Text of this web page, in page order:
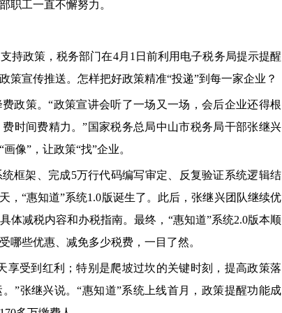
职工一直不懈努力。
政策，税务部门在4月1日前利用电子税务局提示提醒
策宣传推送。怎样把好政策精准“投递”到每一家企业？
策。“政策宣讲会听了一场又一场，会后企业还得根
时间费精力。”国家税务总局中山市税务局干部张继兴
像”，让政策“找”企业。
架、完成5万行代码编写审定、反复验证系统逻辑结
“惠知道”系统1.0版诞生了。此后，张继兴团队继续优
体减税内容和办税指南。最终，“惠知道”系统2.0版本顺
哪些优惠、减免多少税费，一目了然。
到红利；特别是爬坡过坎的关键时刻，提高政策落
”张继兴说。“惠知道”系统上线首月，政策提醒功能成